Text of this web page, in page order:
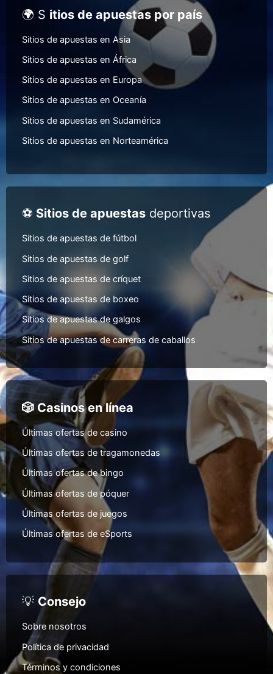
🌍 S itios de apuestas por país
Sitios de apuestas en Asia
Sitios de apuestas en África
Sitios de apuestas en Europa
Sitios de apuestas en Oceanía
Sitios de apuestas en Sudamérica
Sitios de apuestas en Norteamérica
⚽ Sitios de apuestas deportivas
Sitios de apuestas de fútbol
Sitios de apuestas de golf
Sitios de apuestas de críquet
Sitios de apuestas de boxeo
Sitios de apuestas de galgos
Sitios de apuestas de carreras de caballos
🎲 Casinos en línea
Últimas ofertas de casino
Últimas ofertas de tragamonedas
Últimas ofertas de bingo
Últimas ofertas de póquer
Últimas ofertas de juegos
Últimas ofertas de eSports
💡 Consejo
Sobre nosotros
Política de privacidad
Términos y condiciones